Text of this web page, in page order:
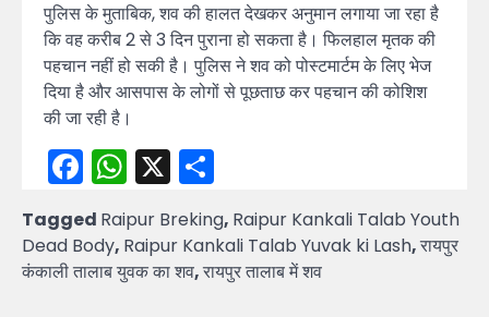
पुलिस के मुताबिक, शव की हालत देखकर अनुमान लगाया जा रहा है
कि वह करीब 2 से 3 दिन पुराना हो सकता है। फिलहाल मृतक की
पहचान नहीं हो सकी है। पुलिस ने शव को पोस्टमार्टम के लिए भेज
दिया है और आसपास के लोगों से पूछताछ कर पहचान की कोशिश
की जा रही है।
Facebook
WhatsApp
X
Tagged Raipur Breking, Raipur Kankali Talab Youth
Dead Body, Raipur Kankali Talab Yuvak ki Lash,रायपुर
कंकाली तालाब युवक का शव,रायपुर तालाब में शव